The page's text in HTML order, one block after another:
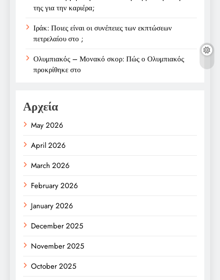
της για την καριέρα;
Ιράκ: Ποιες είναι οι συνέπειες των εκπτώσεων
πετρελαίου στο ;
Ολυμπιακός – Μονακό σκορ: Πώς ο Ολυμπιακός
προκρίθηκε στο
Αρχεία
May 2026
April 2026
March 2026
February 2026
January 2026
December 2025
November 2025
October 2025